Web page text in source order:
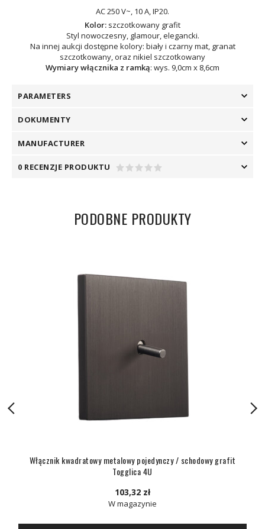
AC 250 V~, 10 A, IP20.
Kolor: szczotkowany grafit
Styl nowoczesny, glamour, elegancki.
Na innej aukcji dostępne kolory: biały i czarny mat, granat
szczotkowany, oraz nikiel szczotkowany
Wymiary włącznika z ramką: wys. 9,0cm x 8,6cm
PARAMETERS
DOKUMENTY
MANUFACTURER
0 RECENZJE PRODUKTU
PODOBNE PRODUKTY
Włącznik kwadratowy metalowy pojedynczy / schodowy grafit
Togglica 4U
103,32 zł
W magazynie